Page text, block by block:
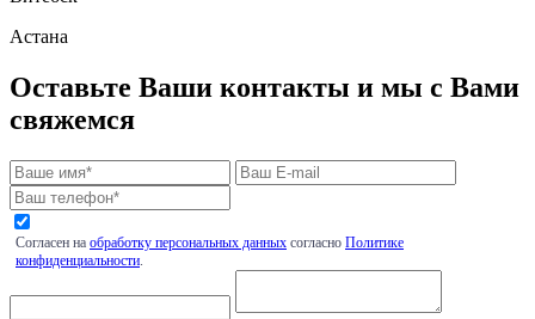
Астана
Оставьте Ваши контакты и мы с Вами
свяжемся
Согласен на обработку персональных данных согласно Политике
конфиденциальности.